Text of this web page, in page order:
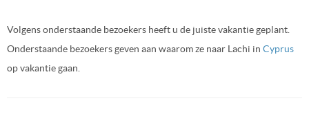
Volgens onderstaande bezoekers heeft u de juiste vakantie geplant.
Onderstaande bezoekers geven aan waarom ze naar Lachi in Cyprus
op vakantie gaan.